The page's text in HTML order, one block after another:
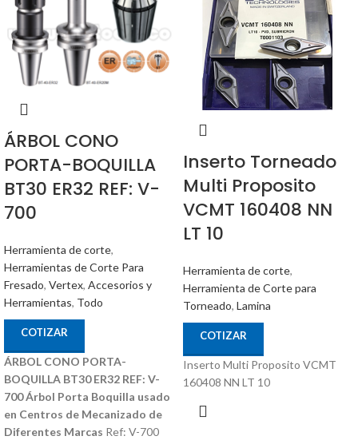
ÁRBOL CONO
PORTA-BOQUILLA
BT30 ER32 REF: V-
700
Herramienta de corte,
Herramientas de Corte Para
Fresado, Vertex, Accesorios y
Herramientas, Todo
COTIZAR
ÁRBOL CONO PORTA-
BOQUILLA BT30 ER32 REF: V-
700Árbol Porta Boquilla usado
en Centros de Mecanizado de
Diferentes Marcas Ref: V-700
Inserto Torneado
Multi Proposito
VCMT 160408 NN
LT 10
Herramienta de corte,
Herramienta de Corte para
Torneado, Lamina
COTIZAR
Inserto Multi Proposito VCMT
160408 NN LT 10